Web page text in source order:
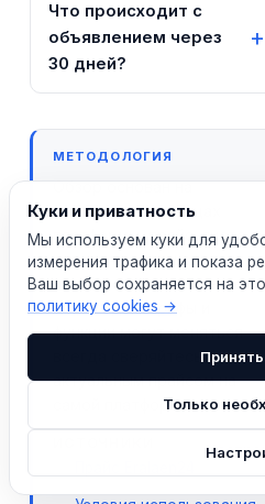
Что происходит с
объявлением через
30 дней?
МЕТОДОЛОГИЯ
Обзор основан на
публичных страницах
платформы, прайс-листе и
условиях использования
по состоянию на июнь
2026 года. Тарифы и
функции могут меняться —
всегда сверяйтесь с
актуальным прайсом на
самой платформе.
Куки и приватность
Мы используем куки для
измерения трафика и показа
Ваш выбор сохраняется на
политику cookies →
Только